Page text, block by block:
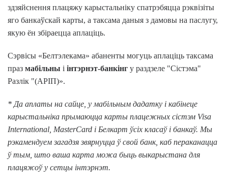
здзяйснення плацяжу карыстальніку спатрэбяцца рэквізіты
яго банкаўскай карты, а таксама даныя з дамовы на паслугу,
якую ён збіраецца аплаціць.
Сэрвісы «Белтэлекама» абаненты могуць аплаціць таксама
праз мабільны і інтэрнэт-банкінг у раздзеле "Сістэма"
Разлік "(АРІП)».
* Да аплаты на сайце, у мабільным дадатку і кабінеце
карыстальніка прымаюцца карты плацежных сістэм Visa
International, MasterCard і Белкарт ўсіх класаў і банкаў. Мы
рэкамендуем загадзя звярнуцца ў свой банк, каб пераканацца
ў тым, што ваша карта можа быць выкарыстана для
плацяжоў у сетцы інтэрнэт.